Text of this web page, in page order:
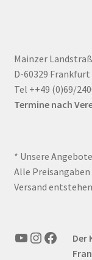
Mainzer
D-60329 Frankfurt
Tel ++49 (0)69/
Termine nach
* Unsere
Alle
Versand
YouTube
Instagram
Der